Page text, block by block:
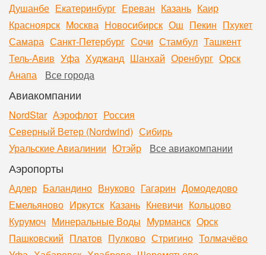
Душанбе Екатеринбург Ереван Казань Каир
Красноярск Москва Новосибирск Ош Пекин Пхукет
Самара Санкт-Петербург Сочи Стамбул Ташкент
Тель-Авив Уфа Худжанд Шанхай Оренбург Орск
Анапа
Все города
Авиакомпании
NordStar Аэрофлот Россия
Северный Ветер (Nordwind) Сибирь
Уральские Авиалинии Ютэйр Все авиакомпании
Аэропорты
Адлер Баландино Внуково Гагарин Домодедово
Емельяново Иркутск Казань Кневичи Кольцово
Курумоч Минеральные Воды Мурманск Орск
Пашковский Платов Пулково Стригино Толмачёво